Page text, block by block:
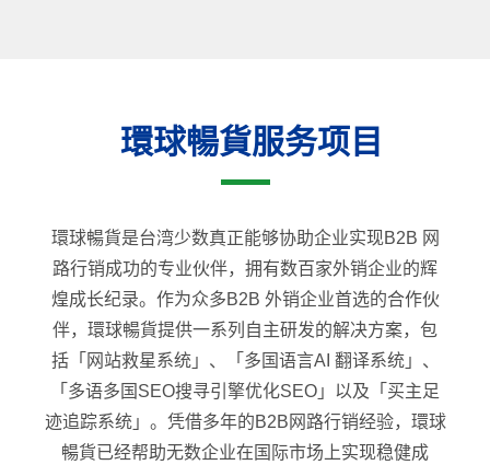
環球暢貨服务项目
環球暢貨是台湾少数真正能够协助企业实现B2B 网
路行销成功的专业伙伴，拥有数百家外销企业的辉
煌成长纪录。作为众多B2B 外销企业首选的合作伙
伴，環球暢貨提供一系列自主研发的解决方案，包
括「网站救星系统」、「多国语言AI 翻译系统」、
「多语多国SEO搜寻引擎优化SEO」以及「买主足
迹追踪系统」。凭借多年的B2B网路行销经验，環球
暢貨已经帮助无数企业在国际市场上实现稳健成